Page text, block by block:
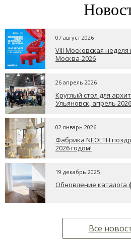
VIII Московская
Москва-2026
07 август 2026
Круглый стол для
Ульяновск, апрель 2026
26 апрель 2026
Фабрика NEOLTH
2026 годом!
02 январь 2026
Обновление каталога
19 декабрь 2025
Все